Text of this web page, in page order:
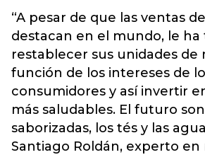
“A pesar de que las ventas
destacan en el mundo, le ha
restablecer sus unidades de
función de los intereses de
consumidores y así invertir
más saludables. El futuro
saborizadas, los tés y las
Santiago Roldán, experto en